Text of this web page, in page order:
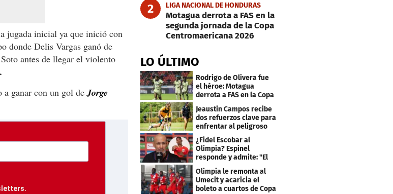
jugada inicial ya que inició con
donde Delis Vargas ganó de
antes de llegar el violento
a ganar con un gol de Jorge
2 LIGA NACIONAL DE HONDURAS
Motagua derrota a FAS en la
segunda jornada de la Copa
Centromaericana 2026
LO ÚLTIMO
Rodrigo de Olivera fue
el héroe: Motagua
derrota a FAS en la Copa
Centroamericana
Jeaustin Campos recibe
dos refuerzos clave para
enfrentar al peligroso
Génesis FC
¿Fidel Escobar al
Olimpia? Espinel
responde y admite: "El
resultado fue corto"
Olimpia le remonta al
Umecit y acaricia el
boleto a cuartos de Copa